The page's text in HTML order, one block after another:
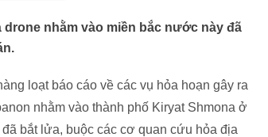
nhằm vào miền bắc nước này đã
loạt báo cáo về các vụ hỏa hoạn gây ra
nhằm vào thành phố Kiryat Shmona ở
bắt lửa, buộc các cơ quan cứu hỏa địa